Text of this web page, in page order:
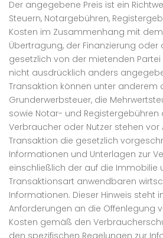
Der angegebene Preis ist ein
Steuern, Notargebühren,
Kosten im Zusammenhang mit dem
Übertragung, der Finanzierung oder
gesetzlich von der mietenden
nicht ausdrücklich anders
Transaktion können unter anderem
Grunderwerbsteuer, die
sowie Notar- und Registergebühren
Verbraucher oder Nutzer stehen
Transaktion die gesetzlich
Informationen und Unterlagen zur
einschließlich der auf die Immobilie
Transaktionsart anwendbaren
Informationen. Dieser Hinweis steht
Anforderungen an die Offenlegung
Kosten gemäß den